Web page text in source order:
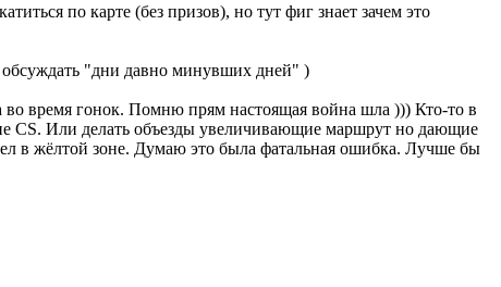
по карте (без призов), но тут фиг знает зачем это
обсуждать "дни давно минувших дней" )
во время гонок. Помню прям настоящая война шла ))) Кто-то в
CS. Или делать объезды увеличивающие маршрут но дающие
в жёлтой зоне. Думаю это была фатальная ошибка. Лучше бы